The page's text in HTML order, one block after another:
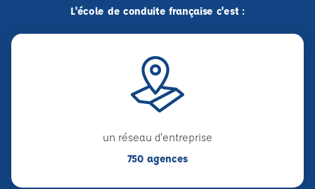
L'école de conduite française c'est :
un réseau d'entreprise
750 agences